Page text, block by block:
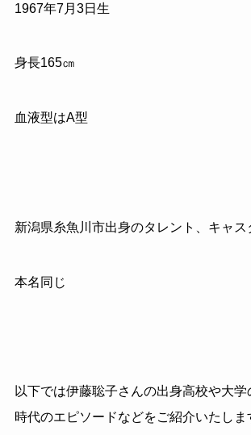
1967年7月3日生
身長165㎝
血液型はA型
新潟県糸魚川市出身のタレント、キャス
本名同じ
以下では伊藤聡子さんの出身高校や大
時代のエピソードなどをご紹介いたしま